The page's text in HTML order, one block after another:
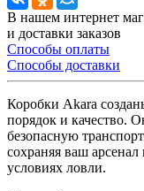
В нашем интернет
и доставки заказов
Способы оплаты
Способы доставки
Коробки Akara
порядок и качество.
безопасную
сохраняя ваш
условиях ловли.